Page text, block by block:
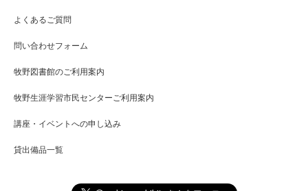
よくあるご質問
問い合わせフォーム
牧野図書館のご利用案内
牧野生涯学習市民センターご利用案内
講座・イベントへの申し込み
貸出備品一覧